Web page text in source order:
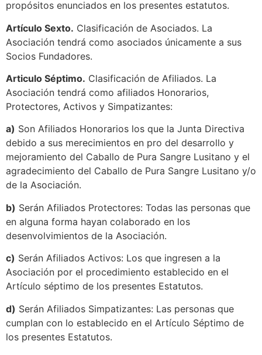
propósitos enunciados en los presentes estatutos.
Artículo Sexto. Clasificación de Asociados. La
Asociación tendrá como asociados únicamente a sus
Socios Fundadores.
Articulo Séptimo. Clasificación de Afiliados. La
Asociación tendrá como afiliados Honorarios,
Protectores, Activos y Simpatizantes:
a) Son Afiliados Honorarios los que la Junta Directiva
debido a sus merecimientos en pro del desarrollo y
mejoramiento del Caballo de Pura Sangre Lusitano y el
agradecimiento del Caballo de Pura Sangre Lusitano y/o
de la Asociación.
b) Serán Afiliados Protectores: Todas las personas que
en alguna forma hayan colaborado en los
desenvolvimientos de la Asociación.
c) Serán Afiliados Activos: Los que ingresen a la
Asociación por el procedimiento establecido en el
Artículo séptimo de los presentes Estatutos.
d) Serán Afiliados Simpatizantes: Las personas que
cumplan con lo establecido en el Artículo Séptimo de
los presentes Estatutos.